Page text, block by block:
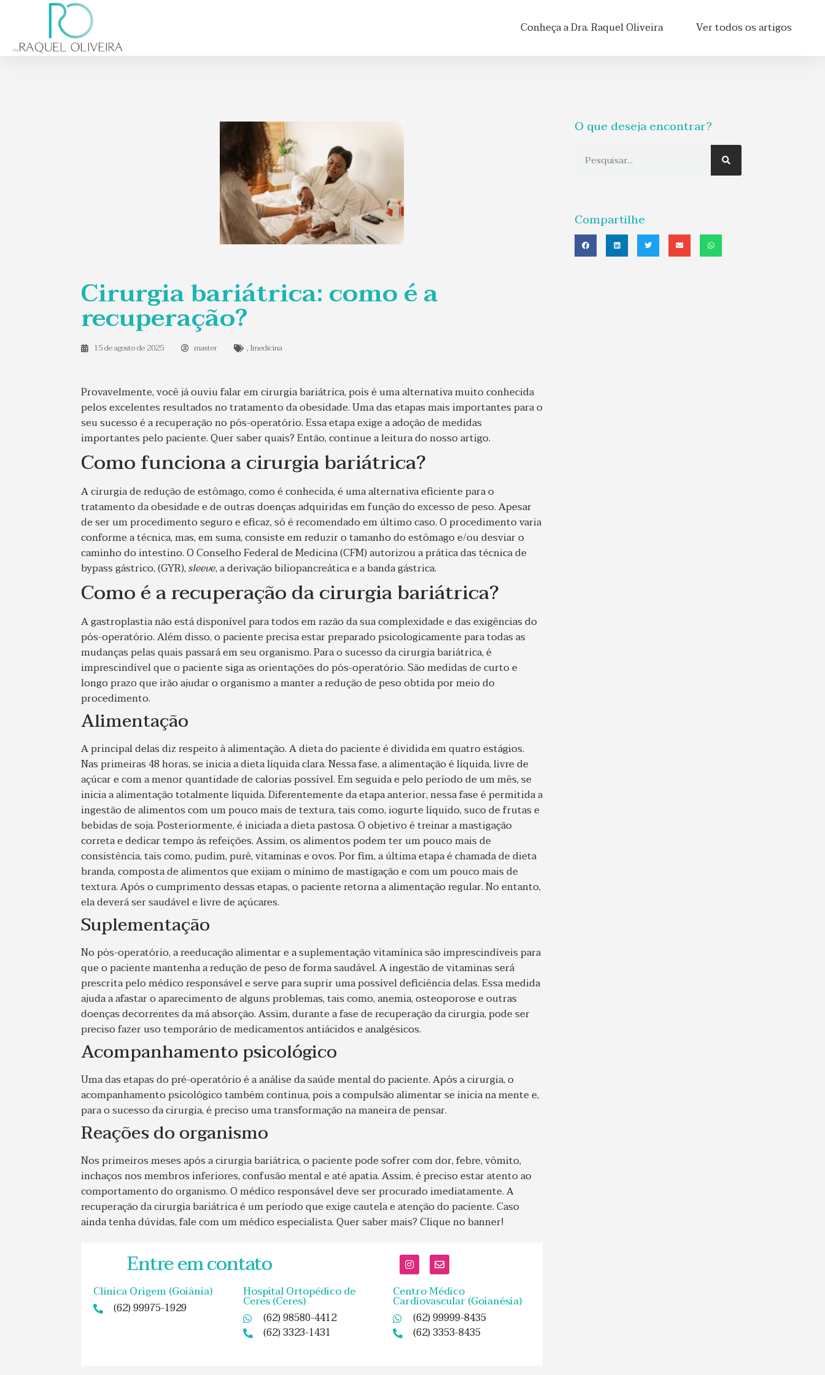
Conheça a Dra. Raquel Oliveira Ver todos os artigos
Cirurgia bariátrica: como é a
recuperação?
15 de agosto de 2025 master ,Imedicina
Provavelmente, você já ouviu falar em cirurgia bariátrica, pois é uma alternativa muito conhecida
pelos excelentes resultados no tratamento da obesidade. Uma das etapas mais importantes para o
seu sucesso é a recuperação no pós-operatório. Essa etapa exige a adoção de medidas
importantes pelo paciente. Quer saber quais? Então, continue a leitura do nosso artigo.
Como funciona a cirurgia bariátrica?
A cirurgia de redução de estômago, como é conhecida, é uma alternativa eficiente para o
tratamento da obesidade e de outras doenças adquiridas em função do excesso de peso. Apesar
de ser um procedimento seguro e eficaz, só é recomendado em último caso. O procedimento varia
conforme a técnica, mas, em suma, consiste em reduzir o tamanho do estômago e/ou desviar o
caminho do intestino. O Conselho Federal de Medicina (CFM) autorizou a prática das técnica de
bypass gástrico, (GYR),sleeve, a derivação biliopancreática e a banda gástrica.
Como é a recuperação da cirurgia bariátrica?
A gastroplastia não está disponível para todos em razão da sua complexidade e das exigências do
pós-operatório. Além disso, o paciente precisa estar preparado psicologicamente para todas as
mudanças pelas quais passará em seu organismo. Para o sucesso da cirurgia bariátrica, é
imprescindível que o paciente siga as orientações do pós-operatório. São medidas de curto e
longo prazo que irão ajudar o organismo a manter a redução de peso obtida por meio do
procedimento.
Alimentação
A principal delas diz respeito à alimentação. A dieta do paciente é dividida em quatro estágios.
Nas primeiras 48 horas, se inicia a dieta líquida clara. Nessa fase, a alimentação é líquida, livre de
açúcar e com a menor quantidade de calorias possível. Em seguida e pelo período de um mês, se
inicia a alimentação totalmente líquida. Diferentemente da etapa anterior, nessa fase é permitida a
ingestão de alimentos com um pouco mais de textura, tais como, iogurte líquido, suco de frutas e
bebidas de soja. Posteriormente, é iniciada a dieta pastosa. O objetivo é treinar a mastigação
correta e dedicar tempo às refeições. Assim, os alimentos podem ter um pouco mais de
consistência, tais como, pudim, purê, vitaminas e ovos. Por fim, a última etapa é chamada de dieta
branda, composta de alimentos que exijam o mínimo de mastigação e com um pouco mais de
textura. Após o cumprimento dessas etapas, o paciente retorna a alimentação regular. No entanto,
ela deverá ser saudável e livre de açúcares.
Suplementação
No pós-operatório, a reeducação alimentar e a suplementação vitamínica são imprescindíveis para
que o paciente mantenha a redução de peso de forma saudável. A ingestão de vitaminas será
prescrita pelo médico responsável e serve para suprir uma possível deficiência delas. Essa medida
ajuda a afastar o aparecimento de alguns problemas, tais como, anemia, osteoporose e outras
doenças decorrentes da má absorção. Assim, durante a fase de recuperação da cirurgia, pode ser
preciso fazer uso temporário de medicamentos antiácidos e analgésicos.
Acompanhamento psicológico
Uma das etapas do pré-operatório é a análise da saúde mental do paciente. Após a cirurgia, o
acompanhamento psicológico também continua, pois a compulsão alimentar se inicia na mente e,
para o sucesso da cirurgia, é preciso uma transformação na maneira de pensar.
Reações do organismo
Nos primeiros meses após a cirurgia bariátrica, o paciente pode sofrer com dor, febre, vômito,
inchaços nos membros inferiores, confusão mental e até apatia. Assim, é preciso estar atento ao
comportamento do organismo. O médico responsável deve ser procurado imediatamente. A
recuperação da cirurgia bariátrica é um período que exige cautela e atenção do paciente. Caso
ainda tenha dúvidas, fale com um médico especialista. Quer saber mais? Clique no banner!
Entre em contato
Clínica Origem (Goiânia)
(62) 99975-1929
Hospital Ortopédico de
Ceres (Ceres)
(62) 98580-4412
(62) 3323-1431
Centro Médico
Cardiovascular (Goianésia)
(62) 99999-8435
(62) 3353-8435
O que deseja encontrar?
Compartilhe